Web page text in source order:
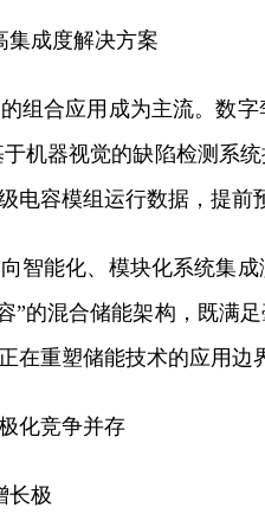
集成度解决方案
组合应用成为主流。数
机器视觉的缺陷检测系
电容模组运行数据，提前
智能化、模块化系统集
”的混合储能架构，既满
在重塑储能技术的应用边
化竞争并存
长极